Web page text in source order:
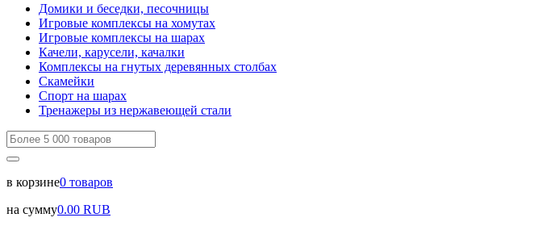
Домики и беседки, песочницы
Игровые комплексы на хомутах
Игровые комплексы на шарах
Качели, карусели, качалки
Комплексы на гнутых деревянных столбах
Скамейки
Спорт на шарах
Тренажеры из нержавеющей стали
в корзине0 товаров
на сумму0.00 RUB